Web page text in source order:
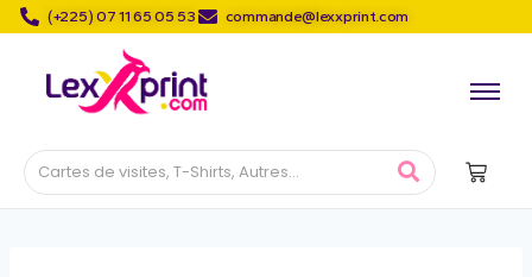
(+225) 07 11 65 05 53 commande@lexxprint.com